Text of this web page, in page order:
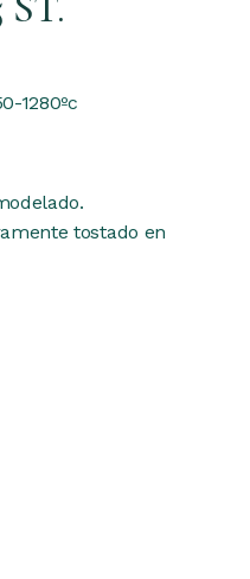
1280ºc
tostado en